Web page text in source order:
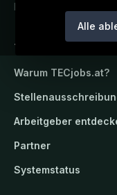
Alle
Ein Service der
TECjobs.at
Warum TECjobs.at?
Arbeitgeber
Partner
Systemstatus